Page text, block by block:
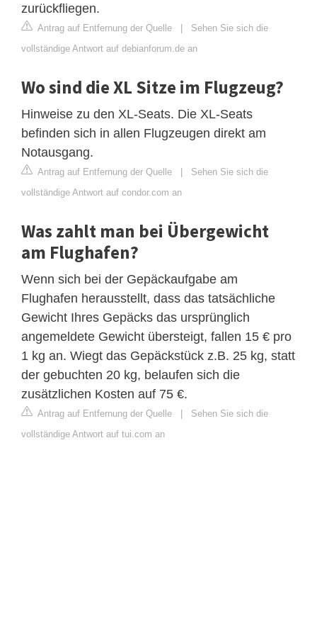
zurückfliegen.
Antrag auf Entfernung der Quelle | Sehen Sie sich die
vollständige Antwort auf debianforum.de an
Wo sind die XL Sitze im Flugzeug?
Hinweise zu den XL-Seats. Die XL-Seats
befinden sich in allen Flugzeugen direkt am
Notausgang.
Antrag auf Entfernung der Quelle | Sehen Sie sich die
vollständige Antwort auf condor.com an
Was zahlt man bei Übergewicht
am Flughafen?
Wenn sich bei der Gepäckaufgabe am
Flughafen herausstellt, dass das tatsächliche
Gewicht Ihres Gepäcks das ursprünglich
angemeldete Gewicht übersteigt, fallen 15 € pro
1 kg an. Wiegt das Gepäckstück z.B. 25 kg, statt
der gebuchten 20 kg, belaufen sich die
zusätzlichen Kosten auf 75 €.
Antrag auf Entfernung der Quelle | Sehen Sie sich die
vollständige Antwort auf tui.com an